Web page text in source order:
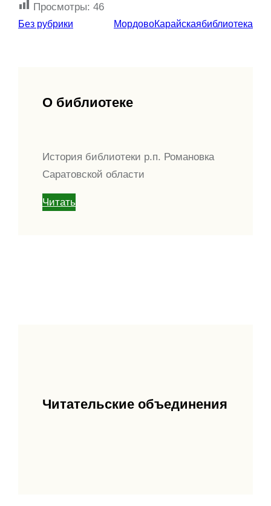
Просмотры: 46
Без рубрики МордовоКарайскаябиблиотека
О библиотеке
История библиотеки р.п. Романовка
Саратовской области
Читать
Читательские объединения